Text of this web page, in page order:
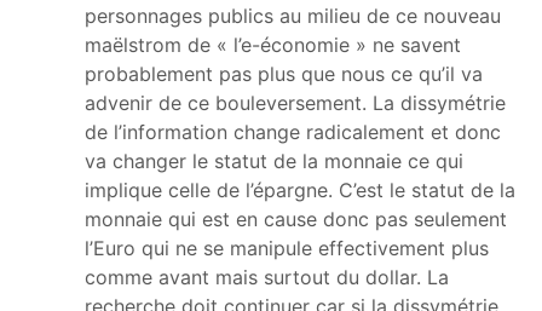
personnages publics au milieu de ce nouveau
maëlstrom de « l’e-économie » ne savent
probablement pas plus que nous ce qu’il va
advenir de ce bouleversement. La dissymétrie
de l’information change radicalement et donc
va changer le statut de la monnaie ce qui
implique celle de l’épargne. C’est le statut de la
monnaie qui est en cause donc pas seulement
l’Euro qui ne se manipule effectivement plus
comme avant mais surtout du dollar. La
recherche doit continuer car si la dissymétrie